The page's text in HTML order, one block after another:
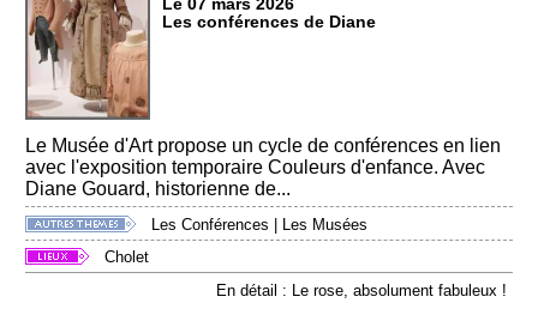
Le 07 mars 2026
Les conférences de Diane
Le Musée d'Art propose un cycle de conférences en lien
avec l'exposition temporaire Couleurs d'enfance. Avec
Diane Gouard, historienne de...
Les Conférences | Les Musées
Cholet
En détail : Le rose, absolument fabuleux !